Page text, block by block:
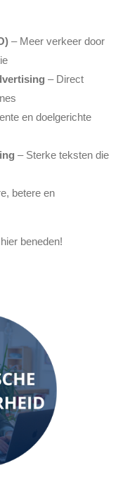
– Meer verkeer door
– Direct
en doelgerichte
– Sterke teksten die
betere en
beneden!